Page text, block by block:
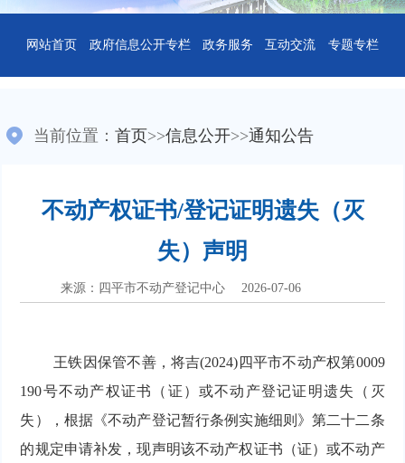
网站首页 政府信息公开专栏 政务服务 互动交流 专题专栏
当前位置：首页>>信息公开>>通知公告
不动产权证书/登记证明遗失（灭
失）声明
来源：四平市不动产登记中心 2026-07-06
王铁因保管不善，将吉(2024)四平市不动产权第0009
190号不动产权证书（证）或不动产登记证明遗失（灭
失），根据《不动产登记暂行条例实施细则》第二十二条
的规定申请补发，现声明该不动产权证书（证）或不动产